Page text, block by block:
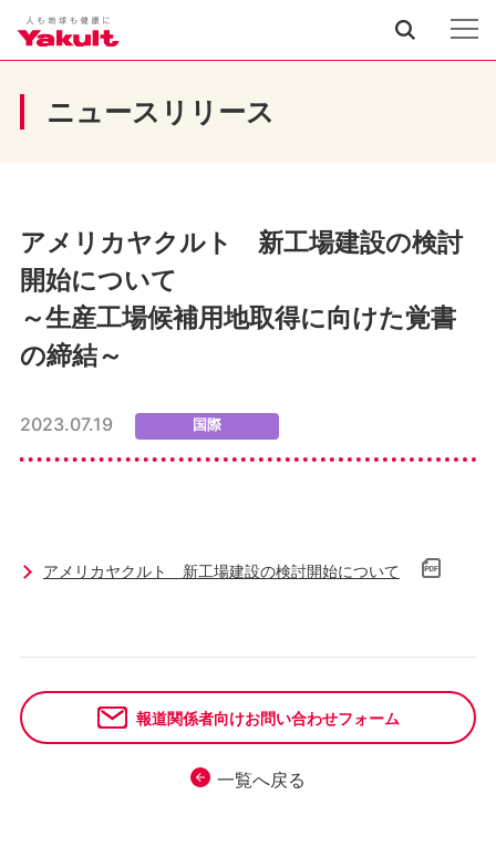
ニュースリリース
アメリカヤクルト 新工場建設の検討
開始について
～生産工場候補用地取得に向けた覚書
の締結～
2023.07.19 国際
アメリカヤクルト 新工場建設の検討開始について
一覧へ戻る
報道関係者向けお問い合わせフォーム